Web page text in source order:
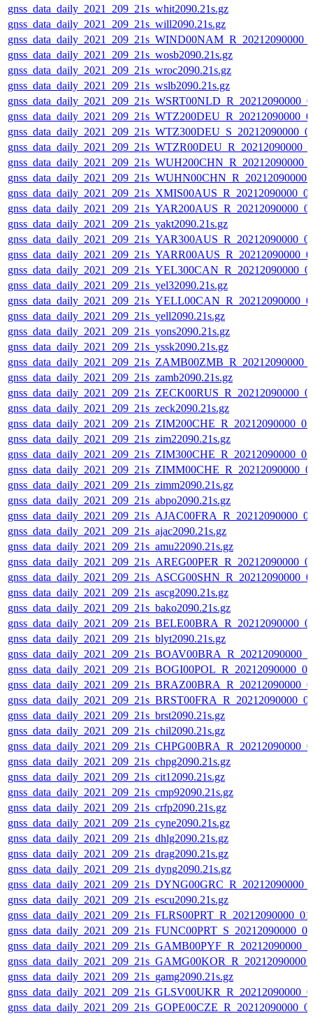
gnss_data_daily_2021_209_21s_whit2090.21s.gz
gnss_data_daily_2021_209_21s_will2090.21s.gz
gnss_data_daily_2021_209_21s_wosb2090.21s.gz
gnss_data_daily_2021_209_21s_wroc2090.21s.gz
gnss_data_daily_2021_209_21s_wslb2090.21s.gz
gnss_data_daily_2021_209_21s_yakt2090.21s.gz
gnss_data_daily_2021_209_21s_yel32090.21s.gz
gnss_data_daily_2021_209_21s_yell2090.21s.gz
gnss_data_daily_2021_209_21s_yons2090.21s.gz
gnss_data_daily_2021_209_21s_yssk2090.21s.gz
gnss_data_daily_2021_209_21s_zamb2090.21s.gz
gnss_data_daily_2021_209_21s_zeck2090.21s.gz
gnss_data_daily_2021_209_21s_zim22090.21s.gz
gnss_data_daily_2021_209_21s_zimm2090.21s.gz
gnss_data_daily_2021_209_21s_abpo2090.21s.gz
gnss_data_daily_2021_209_21s_ajac2090.21s.gz
gnss_data_daily_2021_209_21s_amu22090.21s.gz
gnss_data_daily_2021_209_21s_ascg2090.21s.gz
gnss_data_daily_2021_209_21s_bako2090.21s.gz
gnss_data_daily_2021_209_21s_blyt2090.21s.gz
gnss_data_daily_2021_209_21s_brst2090.21s.gz
gnss_data_daily_2021_209_21s_chil2090.21s.gz
gnss_data_daily_2021_209_21s_chpg2090.21s.gz
gnss_data_daily_2021_209_21s_cit12090.21s.gz
gnss_data_daily_2021_209_21s_cmp92090.21s.gz
gnss_data_daily_2021_209_21s_crfp2090.21s.gz
gnss_data_daily_2021_209_21s_cyne2090.21s.gz
gnss_data_daily_2021_209_21s_dhlg2090.21s.gz
gnss_data_daily_2021_209_21s_drag2090.21s.gz
gnss_data_daily_2021_209_21s_dyng2090.21s.gz
gnss_data_daily_2021_209_21s_escu2090.21s.gz
gnss_data_daily_2021_209_21s_gamg2090.21s.gz